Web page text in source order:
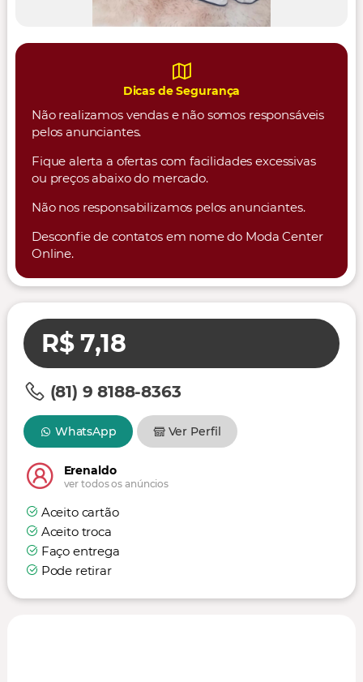
Dicas de Segurança
Não realizamos vendas e não somos responsáveis
pelos anunciantes.
Fique alerta a ofertas com facilidades excessivas
ou preços abaixo do mercado.
Não nos responsabilizamos pelos anunciantes.
Desconfie de contatos em nome do Moda Center
Online.
R$ 7,18
(81) 9 8188-8363
WhatsApp Ver Perfil
Erenaldo
ver todos os anúncios
Aceito cartão
Aceito troca
Faço entrega
Pode retirar